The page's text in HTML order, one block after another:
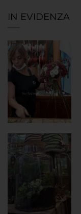
IN EVIDENZA